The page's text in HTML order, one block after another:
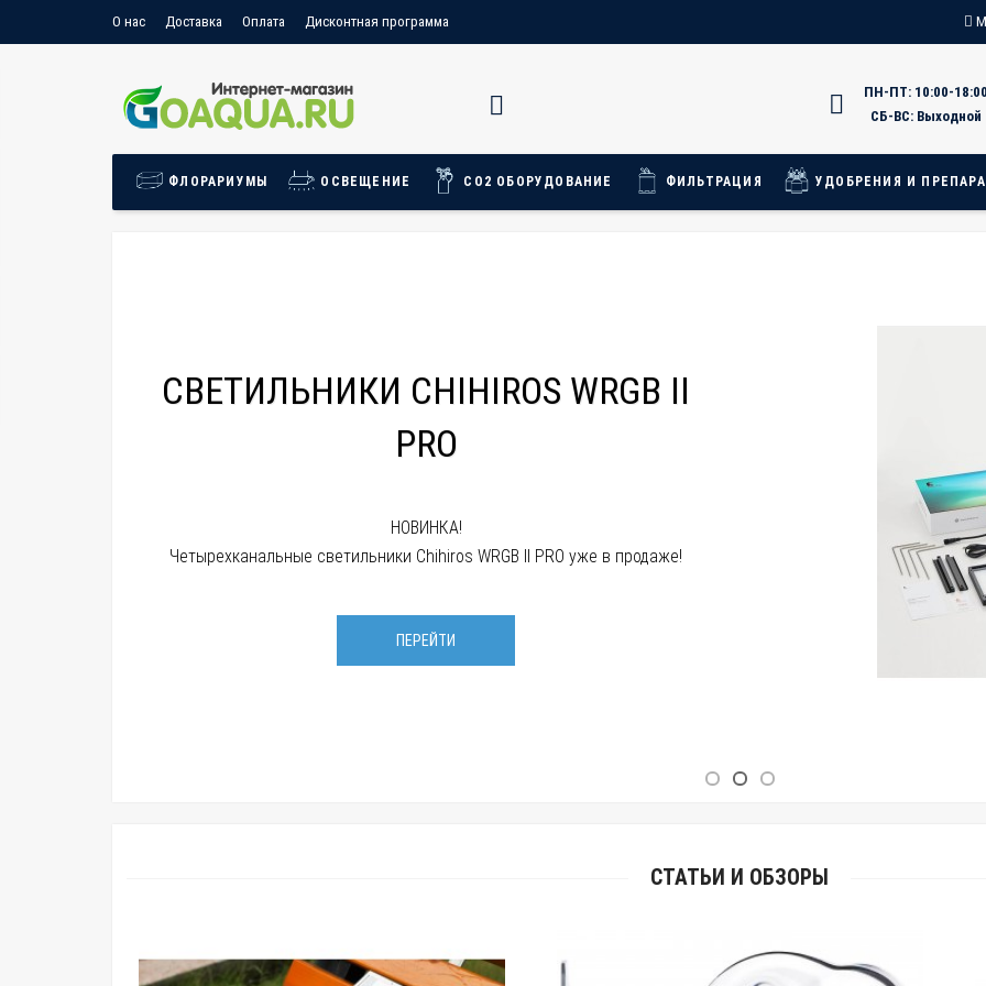
О нас Доставка Оплата Дисконтная программа
Пользовательское соглашение Условия возврата Отзывы о магазине
ПН-ПТ: 10:00-
СБ-ВС: Выходной
ФЛОРАРИУМЫ ОСВЕЩЕНИЕ СО2 ОБОРУДОВАНИЕ ФИЛЬТРАЦИЯ УДОБРЕНИЯ И
СВЕТИЛЬНИКИ CHIHIROS WRGB II
PRO
НОВИНКА!
Четырехканальные светильники Chihiros WRGB II PRO уже в продаже!
ПЕРЕЙТИ
СТАТЬИ И ОБЗОРЫ